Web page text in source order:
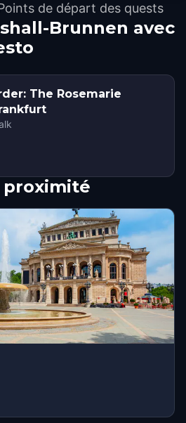
de départ des quests
Brunnen avec
The Rosemarie